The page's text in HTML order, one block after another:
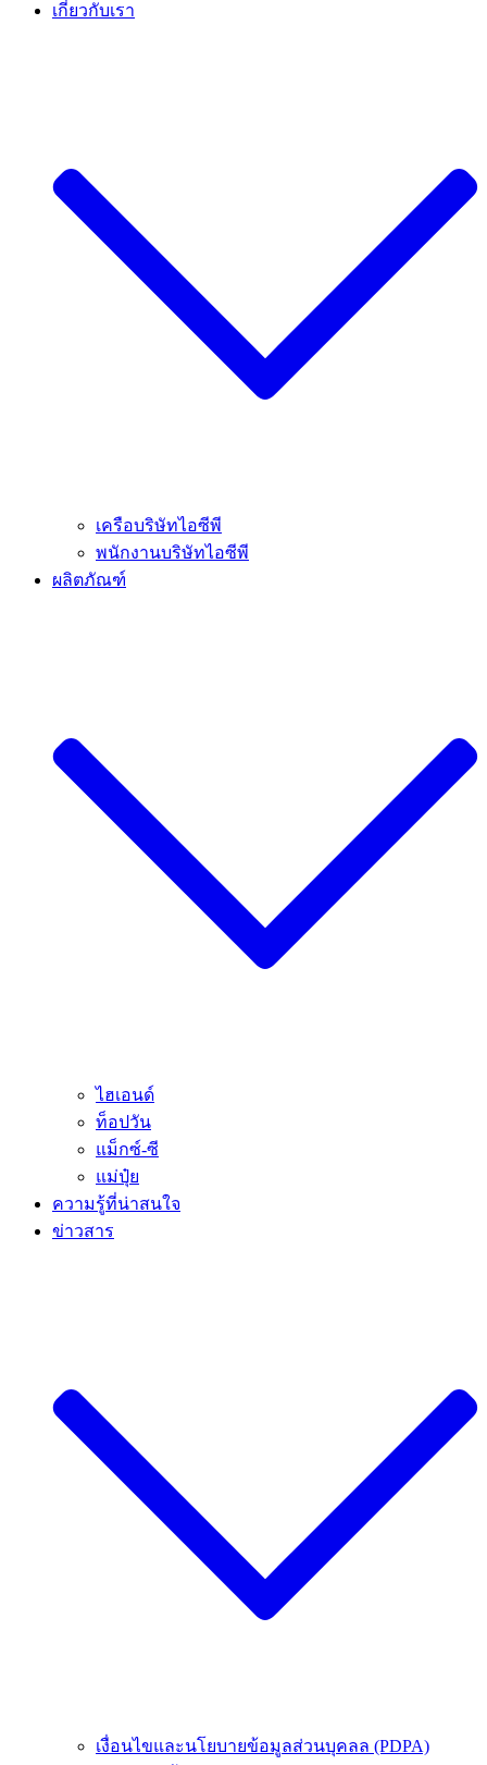
เกี่ยวกับเรา
เครือบริษัทไอซีพี
พนักงานบริษัทไอซีพี
ผลิตภัณฑ์
ไฮเอนด์
ท็อปวัน
แม็กซ์-ซี
แม่ปุ๋ย
ความรู้ที่น่าสนใจ
ข่าวสาร
เงื่อนไขและนโยบายข้อมูลส่วนบุคลล (PDPA)